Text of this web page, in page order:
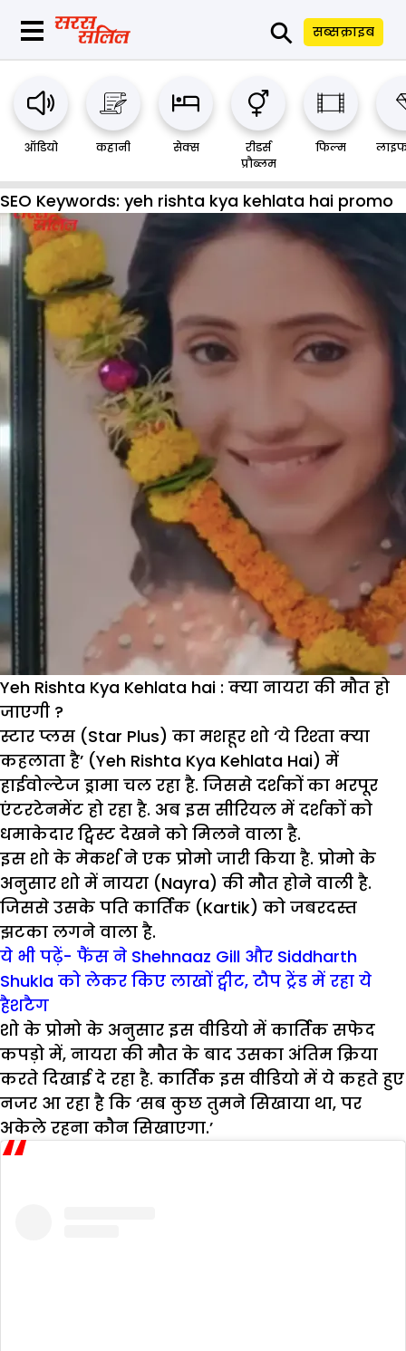
⚲ सब्सक्राइब
ऑडियो कहानी सेक्स
रीडर्स
प्रौब्लम
फिल्म
SEO Keywords: yeh rishta kya kehlata hai promo
Yeh Rishta Kya Kehlata hai : क्या नायरा की मौत हो
जाएगी ?
स्टार प्लस (Star Plus) का मशहूर शो ‘ये रिश्‍ता क्‍या
कहलाता है’ (Yeh Rishta Kya Kehlata Hai) में
हाईवोल्टेज ड्रामा चल रहा है. जिससे दर्शकों का भरपूर
एंटरटेनमेंट हो रहा है. अब इस सीरियल में दर्शकों को
धमाकेदार ट्विस्ट देखने को मिलने वाला है.
इस शो के मेकर्श ने एक प्रोमो जारी किया है. प्रोमो के
अनुसार शो में नायरा (Nayra) की मौत होने वाली है.
जिससे उसके पति कार्तिक (Kartik) को जबरदस्त
झटका लगने वाला है.
ये भी पढ़ें- फैंस ने Shehnaaz Gill और Siddharth
Shukla को लेकर किए लाखों ट्वीट, टौप ट्रेंड में रहा ये
हैशटैग
शो के प्रोमो के अनुसार इस वीडियो में कार्तिक सफेद
कपड़ो में, नायरा की मौत के बाद उसका अंतिम क्रिया
करते दिखाई दे रहा है. कार्तिक इस वीडियो में ये कहते हुए
नजर आ रहा है कि ‘सब कुछ तुमने सिखाया था, पर
अकेले रहना कौन सिखाएगा.’